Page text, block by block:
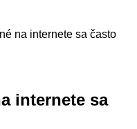
na internete sa často
internete sa